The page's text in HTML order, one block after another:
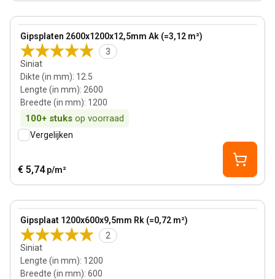
Gipsplaten 2600x1200x12,5mm Ak (=3,12 m²)
3
Siniat
Dikte (in mm): 12.5
Lengte (in mm): 2600
Breedte (in mm): 1200
100+ stuks op voorraad
View product
Vergelijken
€ 5,74 p/m²
Gipsplaat 1200x600x9,5mm Rk (=0,72 m²)
2
Siniat
Lengte (in mm): 1200
Breedte (in mm): 600
View product